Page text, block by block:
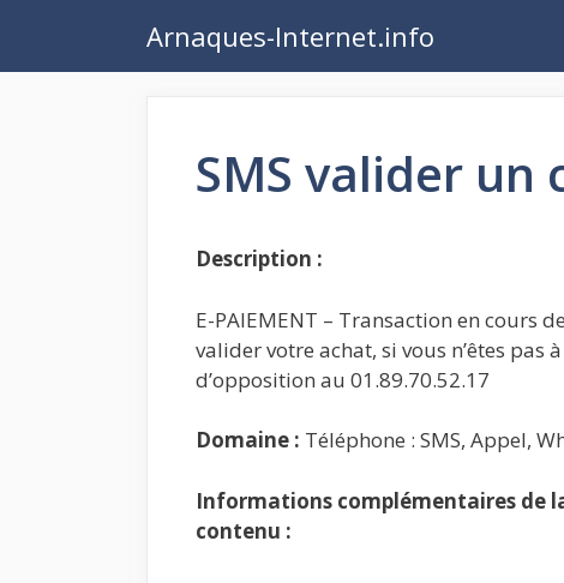
contenu
Arnaques-Internet.info
SMS valider un
Description :
E-PAIEMENT – Transaction en cours
valider votre achat, si vous n’êtes pas
d’opposition au 01.89.70.52.17
Domaine : Téléphone : SMS, Appel,
Informations complémentaires de
contenu :